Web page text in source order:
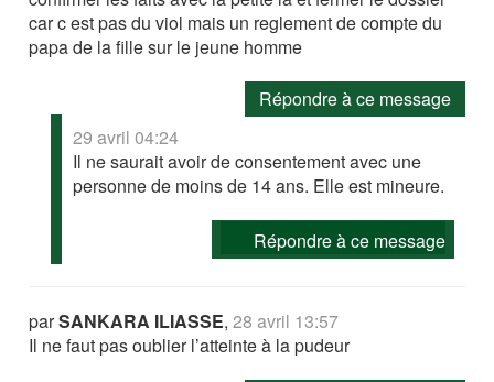
car c est pas du viol mais un reglement de compte du
papa de la fille sur le jeune homme
Répondre à ce message
29 avril 04:24
Il ne saurait avoir de consentement avec une
personne de moins de 14 ans. Elle est mineure.
Répondre à ce message
parSANKARA ILIASSE,28 avril 13:57
Il ne faut pas oublier l’atteinte à la pudeur